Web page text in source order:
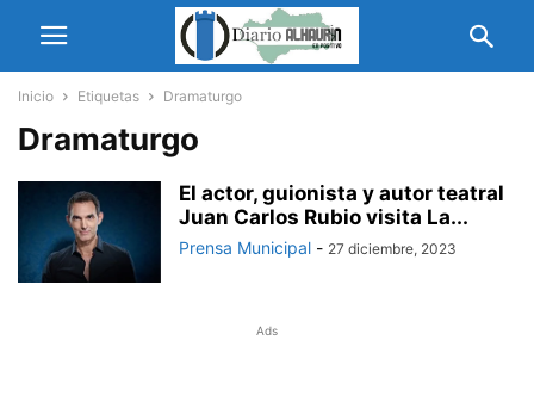
Inicio Etiquetas Dramaturgo
Dramaturgo
El actor, guionista y autor teatral
Juan Carlos Rubio visita La...
Prensa Municipal - 27 diciembre, 2023
Ads